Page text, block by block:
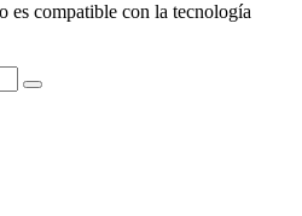
es compatible con la tecnología